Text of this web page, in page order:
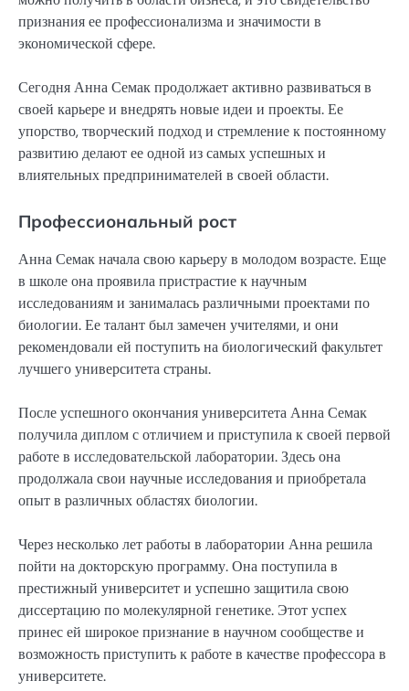
признания ее профессионализма и значимости в
экономической сфере.
Сегодня Анна Семак продолжает активно развиваться в
своей карьере и внедрять новые идеи и проекты. Ее
упорство, творческий подход и стремление к постоянному
развитию делают ее одной из самых успешных и
влиятельных предпринимателей в своей области.
Профессиональный рост
Анна Семак начала свою карьеру в молодом возрасте. Еще
в школе она проявила пристрастие к научным
исследованиям и занималась различными проектами по
биологии. Ее талант был замечен учителями, и они
рекомендовали ей поступить на биологический факультет
лучшего университета страны.
После успешного окончания университета Анна Семак
получила диплом с отличием и приступила к своей первой
работе в исследовательской лаборатории. Здесь она
продолжала свои научные исследования и приобретала
опыт в различных областях биологии.
Через несколько лет работы в лаборатории Анна решила
пойти на докторскую программу. Она поступила в
престижный университет и успешно защитила свою
диссертацию по молекулярной генетике. Этот успех
принес ей широкое признание в научном сообществе и
возможность приступить к работе в качестве профессора в
университете.